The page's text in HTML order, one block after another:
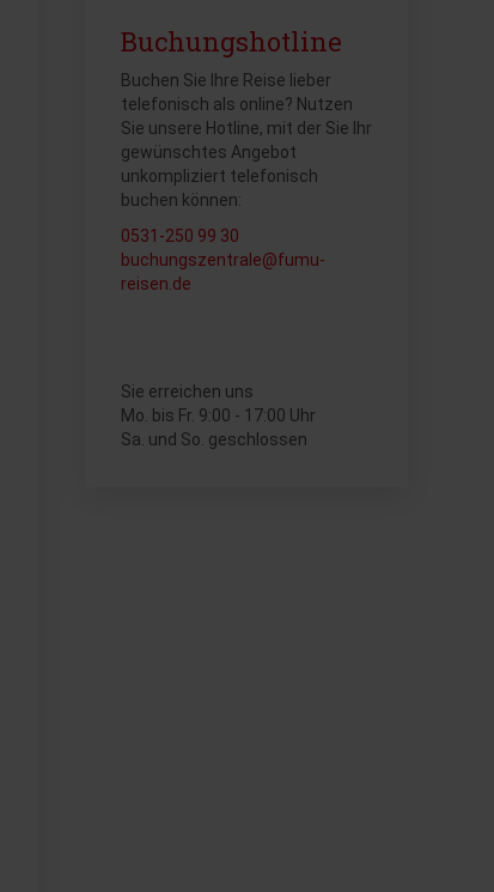
Buchungshotline
Buchen Sie Ihre Reise lieber
telefonisch als online? Nutzen
Sie unsere Hotline, mit der Sie Ihr
gewünschtes Angebot
unkompliziert telefonisch
buchen können:
0531-250 99 30
buchungszentrale@fumu-
reisen.de
Sie erreichen uns
Mo. bis Fr. 9:00 - 17:00 Uhr
Sa. und So. geschlossen